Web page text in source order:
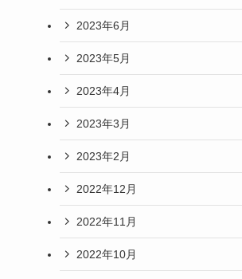
2023年6月
2023年5月
2023年4月
2023年3月
2023年2月
2022年12月
2022年11月
2022年10月